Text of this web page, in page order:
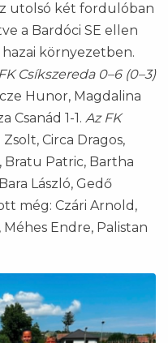
utolsó két fordulóban
a Bardóci SE ellen
környezetben.
Csíkszereda 0–6 (0–3)
Hunor, Magdalina
Csanád 1-1. Az FK
Circa Dragos,
Bratu Patric, Bartha
László, Gedő
még: Czári Arnold,
Endre, Palistan